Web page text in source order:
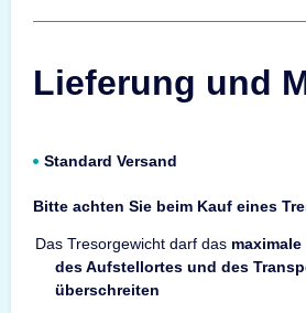
Lieferung und
Standard Versand
Bitte achten Sie beim Kauf eines
Das Tresorgewicht darf das
des Aufstellortes und des
überschreiten